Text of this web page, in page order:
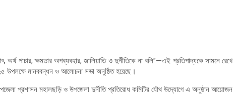
পাচার, ক্ষমতার অপব্যবহার, জালিয়াতি ও দুর্নীতিকে না বলি”—এই প্রতিপাদ্যকে সামনে রেখে
উপলক্ষে মানববন্ধন ও আলোচনা সভা অনুষ্ঠিত হয়েছে।
প্রশাসন মহালছড়ি ও উপজেলা দুর্নীতি প্রতিরোধ কমিটির যৌথ উদ্যোগে এ অনুষ্ঠান আয়োজন